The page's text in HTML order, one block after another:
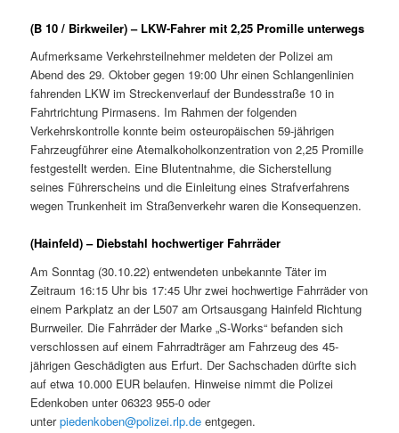
(B 10 / Birkweiler) – LKW-Fahrer mit 2,25 Promille unterwegs
Aufmerksame Verkehrsteilnehmer meldeten der Polizei am
Abend des 29. Oktober gegen 19:00 Uhr einen Schlangenlinien
fahrenden LKW im Streckenverlauf der Bundesstraße 10 in
Fahrtrichtung Pirmasens. Im Rahmen der folgenden
Verkehrskontrolle konnte beim osteuropäischen 59-jährigen
Fahrzeugführer eine Atemalkoholkonzentration von 2,25 Promille
festgestellt werden. Eine Blutentnahme, die Sicherstellung
seines Führerscheins und die Einleitung eines Strafverfahrens
wegen Trunkenheit im Straßenverkehr waren die Konsequenzen.
(Hainfeld) – Diebstahl hochwertiger Fahrräder
Am Sonntag (30.10.22) entwendeten unbekannte Täter im
Zeitraum 16:15 Uhr bis 17:45 Uhr zwei hochwertige Fahrräder von
einem Parkplatz an der L507 am Ortsausgang Hainfeld Richtung
Burrweiler. Die Fahrräder der Marke „S-Works“ befanden sich
verschlossen auf einem Fahrradträger am Fahrzeug des 45-
jährigen Geschädigten aus Erfurt. Der Sachschaden dürfte sich
auf etwa 10.000 EUR belaufen. Hinweise nimmt die Polizei
Edenkoben unter 06323 955-0 oder
unterpiedenkoben@polizei.rlp.de entgegen.